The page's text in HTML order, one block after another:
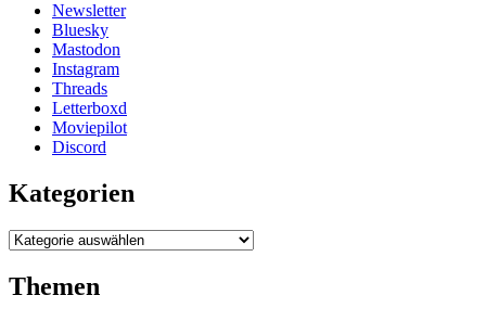
Newsletter
Bluesky
Mastodon
Instagram
Threads
Letterboxd
Moviepilot
Discord
Kategorien
Kategorien
Themen